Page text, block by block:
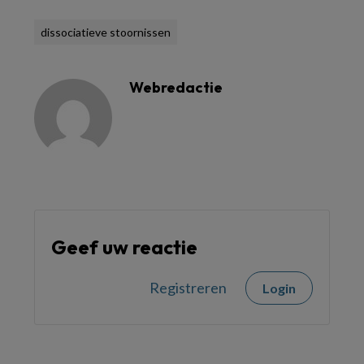
dissociatieve stoornissen
Webredactie
Geef uw reactie
Registreren Login